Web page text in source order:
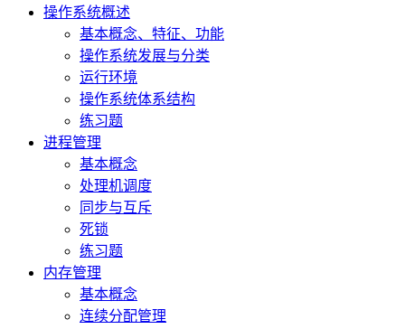
操作系统概述
基本概念、特征、功能
操作系统发展与分类
运行环境
操作系统体系结构
练习题
进程管理
基本概念
处理机调度
同步与互斥
死锁
练习题
内存管理
基本概念
连续分配管理